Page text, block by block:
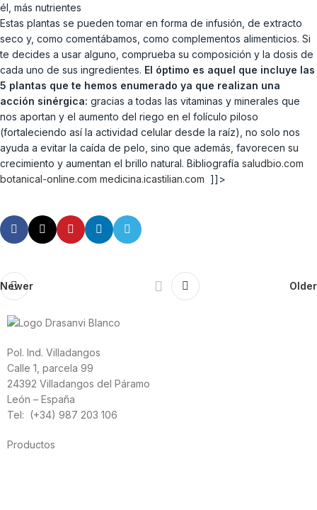
él, más nutrientes
Estas plantas se pueden tomar en forma de infusión, de extracto
seco y, como comentábamos, como complementos alimenticios. Si
te decides a usar alguno, comprueba su composición y la dosis de
cada uno de sus ingredientes. El óptimo es aquel que incluye las
5 plantas que te hemos enumerado ya que realizan una
acción sinérgica: gracias a todas las vitaminas y minerales que
nos aportan y el aumento del riego en el folículo piloso
(fortaleciendo así la actividad celular desde la raíz), no solo nos
ayuda a evitar la caída de pelo, sino que además, favorecen su
crecimiento y aumentan el brillo natural. Bibliografía saludbio.com
botanical-online.com medicina.icastilian.com ]]>
Newer Older
Pol. Ind. Villadangos
Calle 1, parcela 99
24392 Villadangos del Páramo
León – España
Tel: (+34) 987 203 106
Productos